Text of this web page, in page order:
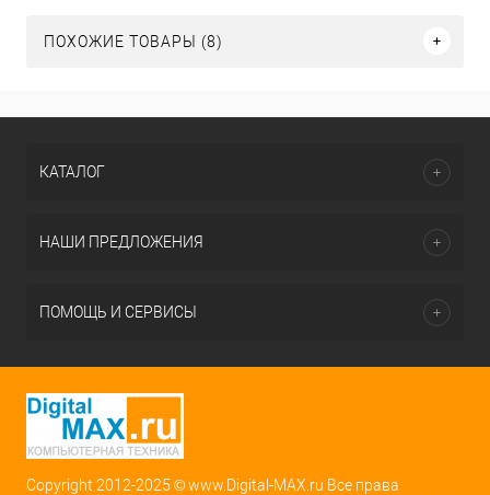
ПОХОЖИЕ ТОВАРЫ (8)
КАТАЛОГ
НАШИ ПРЕДЛОЖЕНИЯ
ПОМОЩЬ И СЕРВИСЫ
Copyright 2012-2025 © www.Digital-MAX.ru Все права